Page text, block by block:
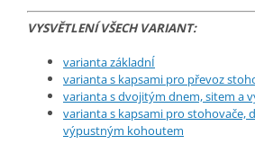
VYSVĚTLENÍ VŠECH VARIANT:
varianta základnÍ
varianta s kapsami pro převoz
varianta s dvojitým dnem, sitem a
varianta s kapsami pro stohovače,
výpustným kohoutem